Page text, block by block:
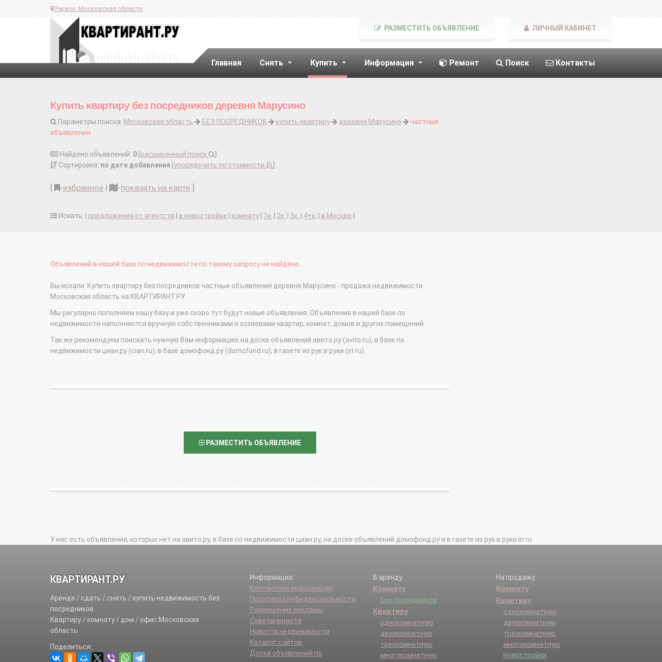
Регион: Московская область
Главная Снять Купить Информация Ремонт Поиск Контакты
РАЗМЕСТИТЬ ОБЪЯВЛЕНИЕ ЛИЧНЫЙ КАБИНЕТ
Купить квартиру без посредников деревня Марусино
Параметры поиска: Московская область БЕЗ ПОСРЕДНИКОВ купить квартиру деревня Марусино
частные
объявления
Найдено объявлений: 0 расширенный поиск
Сортировка: по дате добавления упорядочить по стоимости
-избранное | -показать на карте
Искать: | предложения от агентств в новостройке комнату 1к. 2к. 3к. 4+к. в Москве
Объявлений в нашей базе по недвижимости по такому запросу не найдено...
Вы искали: Купить квартиру без посредников частные объявления деревня Марусино - продажа недвижимости
Московская область на КВАРТИРАНТ.РУ
Мы регулярно пополняем нашу базу и уже скоро тут будут новые объявления. Объявления в нашей базе по
недвижимости наполняются вручную собственниками и хозяевами квартир, комнат, домов и других помещений.
Так же рекомендуем поискать нужную Вам информацию на доске объявлений авито.ру (avito.ru), в базе по
недвижимости циан.ру (cian.ru), в базе домофонд.ру (domofond.ru), в газете из рук в руки (irr.ru).
РАЗМЕСТИТЬ ОБЪЯВЛЕНИЕ
У нас есть объявления, которых нет на авито.ру, в базе по недвижимости циан.ру, на доске объявлений домофонд.ру и в газете из рук в руки irr.ru
КВАРТИРАНТ.РУ
Аренда / сдать / снять / купить недвижимость без
посредников.
Квартиру / комнату / дом / офис Московская
область
Поделиться:
Информация:
Контактная информация
Политика конфиденциальности
Размещение рекламы
Советы юриста
Новости недвижимости
Каталог сайтов
Доска объявлений по
В аренду:
Комнату
Без посредников
Квартиру
однокомнатную
двухкомнатную
трехкомнатную
многокомнатную
На продажу:
Комнату
Квартиру
однокомнатную
двухкомнатную
трехкомнатную
многокомнатную
Новостройки